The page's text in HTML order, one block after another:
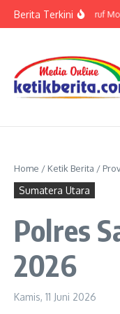
Berita Terkini
Ameriza Ma’ruf Moesa
Home / Ketik Berita /
Sumatera Utara
Polres
2026
Kamis, 11 Juni 2026